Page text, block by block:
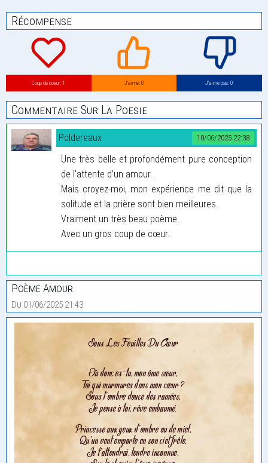
Récompense
Coup de coeur: 1 J’aime: 0 J’aime pas: 0
Commentaire Sur La Poesie
10/06/2025 22:38
Poldereaux
Une très belle et profondément pure conception
de l’attente d’un amour .
Mais croyez-moi, mon expérience me dit que la
solitude et la prière sont bien meilleures.
Vraiment un très beau poème.
Avec un gros coup de cœur.
Poème Amour
Du 01/06/2025 21:43